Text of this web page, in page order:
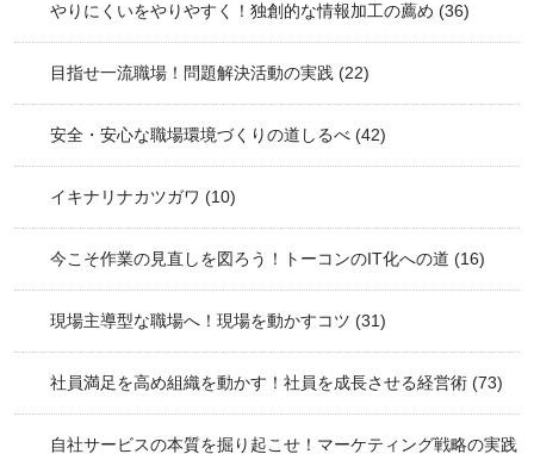
やりにくいをやりやすく！独創的な情報加工の薦め (36)
目指せ一流職場！問題解決活動の実践 (22)
安全・安心な職場環境づくりの道しるべ (42)
イキナリナカツガワ (10)
今こそ作業の見直しを図ろう！トーコンのIT化への道 (16)
現場主導型な職場へ！現場を動かすコツ (31)
社員満足を高め組織を動かす！社員を成長させる経営術 (73)
自社サービスの本質を掘り起こせ！マーケティング戦略の実践